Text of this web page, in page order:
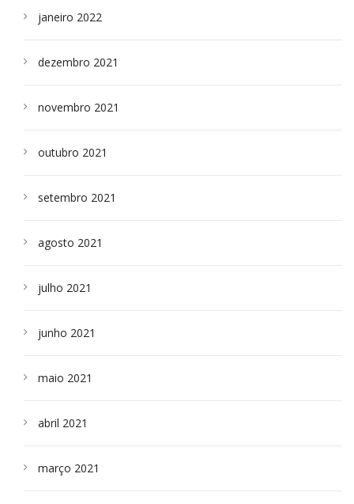
janeiro 2022
dezembro 2021
novembro 2021
outubro 2021
setembro 2021
agosto 2021
julho 2021
junho 2021
maio 2021
abril 2021
março 2021